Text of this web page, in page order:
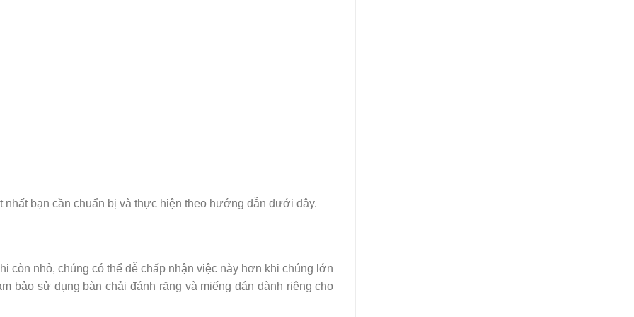
bạn cần chuẩn bị và thực hiện theo hướng dẫn dưới đây.
còn nhỏ, chúng có thể dễ chấp nhận việc này hơn khi chúng lớn
bảo sử dụng bàn chải đánh răng và miếng dán dành riêng cho